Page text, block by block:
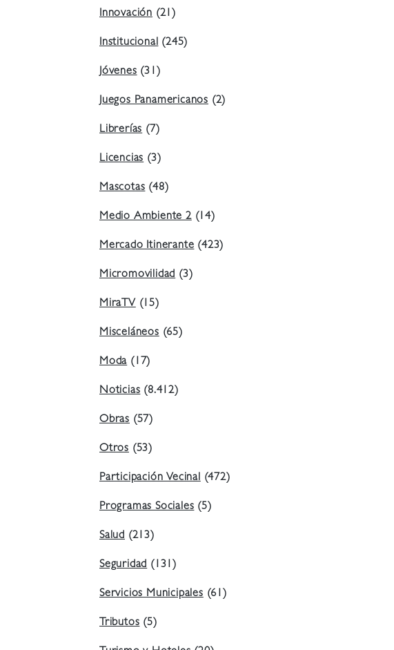
Innovación (21)
Institucional(245)
Jóvenes(31)
Juegos Panamericanos (2)
Librerías(7)
Licencias(3)
Mascotas(48)
Medio Ambiente 2(14)
Mercado Itinerante(423)
Micromovilidad(3)
MiraTV(15)
Misceláneos(65)
Moda(17)
Noticias(8.412)
Obras (57)
Otros (53)
Participación Vecinal(472)
Programas Sociales(5)
Salud (213)
Seguridad(131)
Servicios Municipales(61)
Tributos(5)